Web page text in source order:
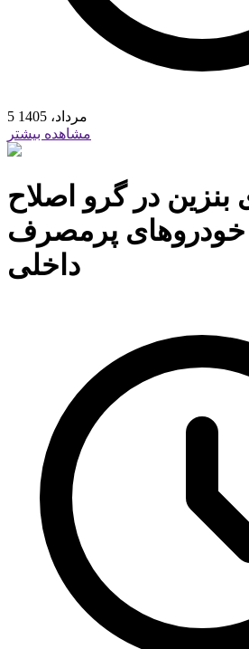
5 مرداد، 1405
مشاهده بیشتر
بنزین در گرو اصلاح
خودروهای پرمصرف
داخلی